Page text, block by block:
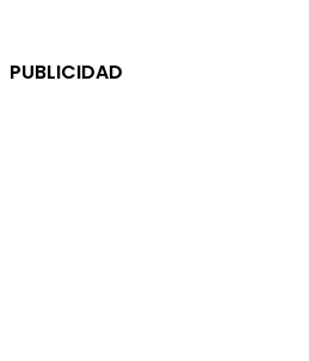
PUBLICIDAD